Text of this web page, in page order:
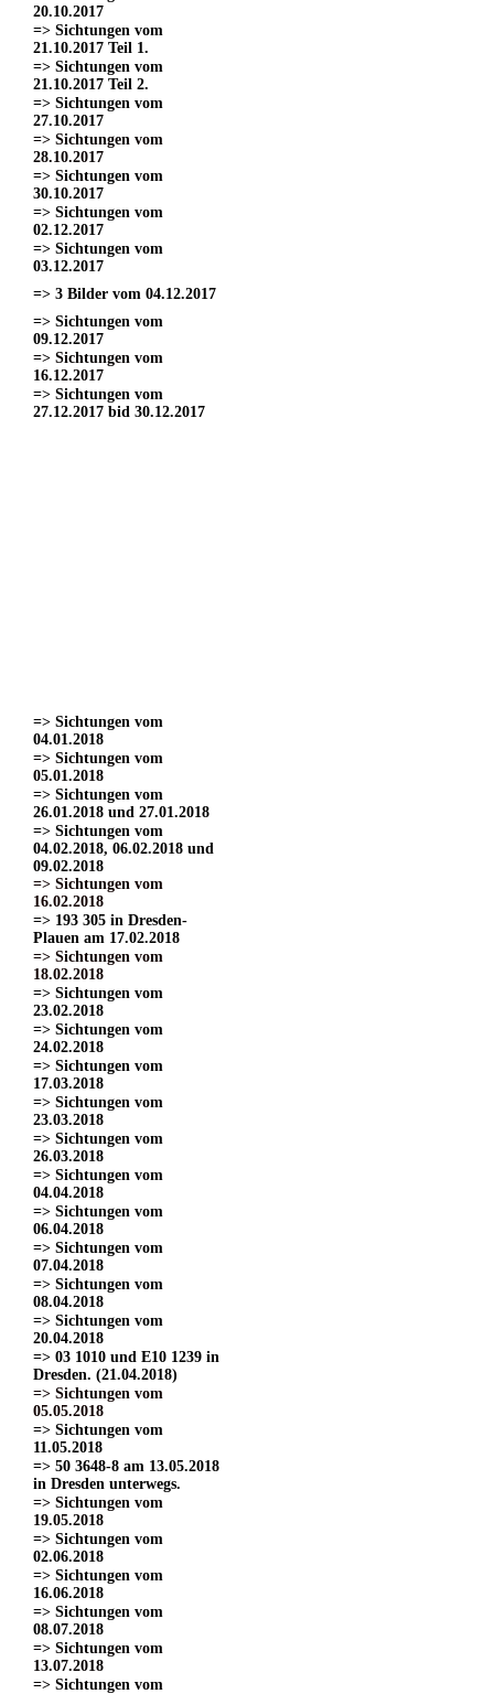
20.10.2017
=> Sichtungen vom
21.10.2017 Teil 1.
=> Sichtungen vom
21.10.2017 Teil 2.
=> Sichtungen vom
27.10.2017
=> Sichtungen vom
28.10.2017
=> Sichtungen vom
30.10.2017
=> Sichtungen vom
02.12.2017
=> Sichtungen vom
03.12.2017
=> 3 Bilder vom 04.12.2017
=> Sichtungen vom
09.12.2017
=> Sichtungen vom
16.12.2017
=> Sichtungen vom
27.12.2017 bid 30.12.2017
=> Sichtungen vom
04.01.2018
=> Sichtungen vom
05.01.2018
=> Sichtungen vom
26.01.2018 und 27.01.2018
=> Sichtungen vom
04.02.2018, 06.02.2018 und
09.02.2018
=> Sichtungen vom
16.02.2018
=> 193 305 in Dresden-
Plauen am 17.02.2018
=> Sichtungen vom
18.02.2018
=> Sichtungen vom
23.02.2018
=> Sichtungen vom
24.02.2018
=> Sichtungen vom
17.03.2018
=> Sichtungen vom
23.03.2018
=> Sichtungen vom
26.03.2018
=> Sichtungen vom
04.04.2018
=> Sichtungen vom
06.04.2018
=> Sichtungen vom
07.04.2018
=> Sichtungen vom
08.04.2018
=> Sichtungen vom
20.04.2018
=> 03 1010 und E10 1239 in
Dresden. (21.04.2018)
=> Sichtungen vom
05.05.2018
=> Sichtungen vom
11.05.2018
=> 50 3648-8 am 13.05.2018
in Dresden unterwegs.
=> Sichtungen vom
19.05.2018
=> Sichtungen vom
02.06.2018
=> Sichtungen vom
16.06.2018
=> Sichtungen vom
08.07.2018
=> Sichtungen vom
13.07.2018
=> Sichtungen vom